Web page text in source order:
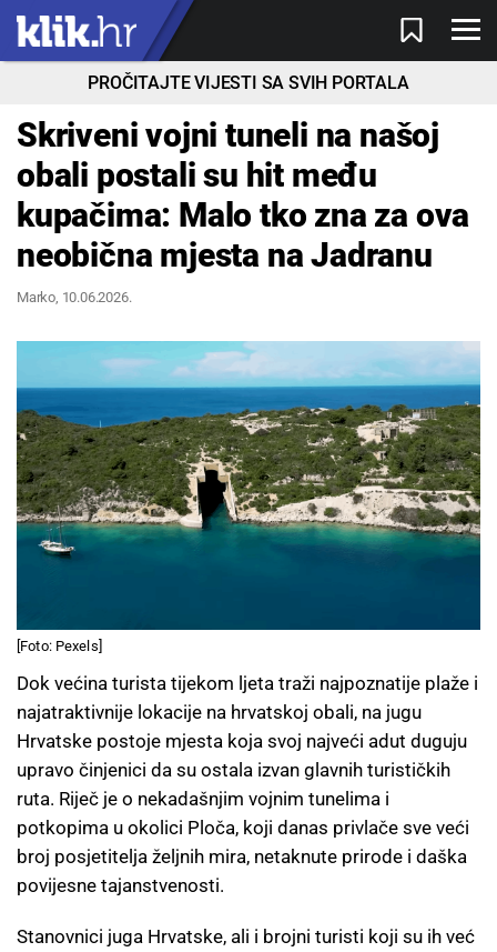
PROČITAJTE VIJESTI SA SVIH PORTALA
Skriveni vojni tuneli na našoj
obali postali su hit među
kupačima: Malo tko zna za ova
neobična mjesta na Jadranu
Marko, 10.06.2026.
[Foto: Pexels]
Dok većina turista tijekom ljeta traži najpoznatije plaže i
najatraktivnije lokacije na hrvatskoj obali, na jugu
Hrvatske postoje mjesta koja svoj najveći adut duguju
upravo činjenici da su ostala izvan glavnih turističkih
ruta. Riječ je o nekadašnjim vojnim tunelima i
potkopima u okolici Ploča, koji danas privlače sve veći
broj posjetitelja željnih mira, netaknute prirode i daška
povijesne tajanstvenosti.
Stanovnici juga Hrvatske, ali i brojni turisti koji su ih već